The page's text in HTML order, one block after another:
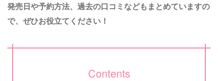
発売日や予約方法、過去の口コミなどもまとめていますの
で、ぜひお役立てください！
Contents